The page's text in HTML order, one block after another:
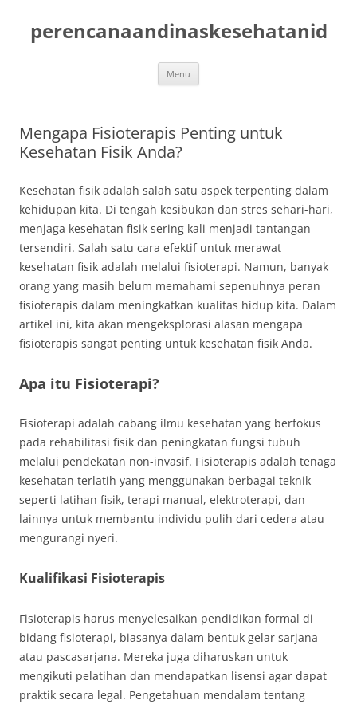
content
perencanaandinaskesehatanid
Menu
Mengapa Fisioterapis Penting untuk
Kesehatan Fisik Anda?
Kesehatan fisik adalah salah satu aspek terpenting dalam
kehidupan kita. Di tengah kesibukan dan stres sehari-hari,
menjaga kesehatan fisik sering kali menjadi tantangan
tersendiri. Salah satu cara efektif untuk merawat
kesehatan fisik adalah melalui fisioterapi. Namun, banyak
orang yang masih belum memahami sepenuhnya peran
fisioterapis dalam meningkatkan kualitas hidup kita. Dalam
artikel ini, kita akan mengeksplorasi alasan mengapa
fisioterapis sangat penting untuk kesehatan fisik Anda.
Apa itu Fisioterapi?
Fisioterapi adalah cabang ilmu kesehatan yang berfokus
pada rehabilitasi fisik dan peningkatan fungsi tubuh
melalui pendekatan non-invasif. Fisioterapis adalah tenaga
kesehatan terlatih yang menggunakan berbagai teknik
seperti latihan fisik, terapi manual, elektroterapi, dan
lainnya untuk membantu individu pulih dari cedera atau
mengurangi nyeri.
Kualifikasi Fisioterapis
Fisioterapis harus menyelesaikan pendidikan formal di
bidang fisioterapi, biasanya dalam bentuk gelar sarjana
atau pascasarjana. Mereka juga diharuskan untuk
mengikuti pelatihan dan mendapatkan lisensi agar dapat
praktik secara legal. Pengetahuan mendalam tentang